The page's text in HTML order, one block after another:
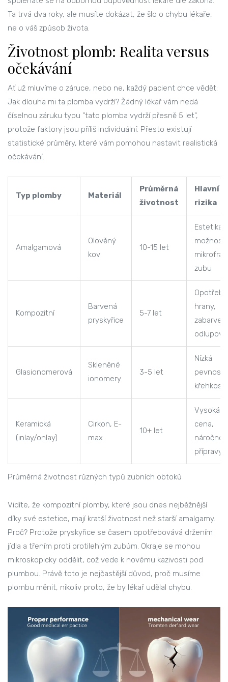
Ta trvá dva roky, ale musíte dokázat, že šlo o chybu lékaře,
ne o váš způsob života.
Životnost plomb: Realita versus
očekávání
Ať už mluvíme o záruce, nebo ne, každý pacient chce vědět:
Jak dlouha mi ta plomba vydrží? Žádný lékař vám nedá
číselnou záruku typu "tato plomba vydrží přesně 5 let",
protože faktory jsou příliš individuální. Přesto existují
statistické průměry, které vám pomohou nastavit realistická
očekávání.
Průměrná životnost různých typů zubních obtoků
Typ plomby Materiál
Průměrná
životnost
Hlavní
rizika
Amalgamová
Olověný
kov
10-15 let
Estetika,
možnost
zubu
Kompozitní
Barvená
pryskyřice
5-7 let
hrany,
Glasionomerová
Skleněné
ionomery
3-5 let
Nízká
pevnost,
křehkost
Keramická
(inlay/onlay)
Cirkon, E-
max
10+ let
Vysoká
cena,
přípravy
Vidíte, že kompozitní plomby, které jsou dnes nejběžnější
díky své estetice, mají kratší životnost než starší amalgamy.
Proč? Protože pryskyřice se časem opotřebovává držením
jídla a třením proti protilehlým zubům. Okraje se mohou
mikroskopicky oddělit, což vede k novému kazivosti pod
plumbou. Právě toto je nejčastější důvod, proč musíme
plombu měnit, nikoliv proto, že by lékař udělal chybu.